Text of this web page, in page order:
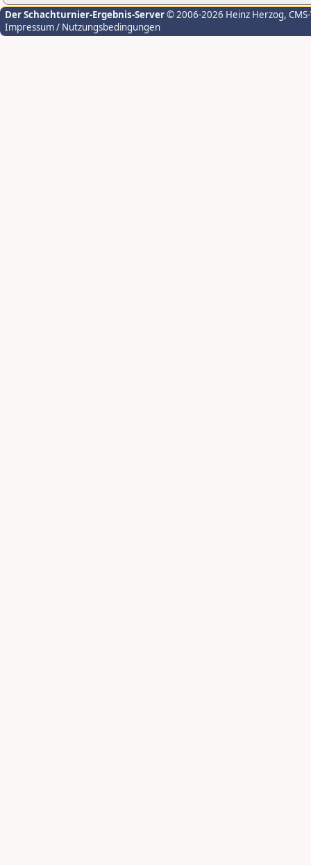
Der Schachturnier-Ergebnis-Server© 2006-2026 Heinz Herzog,
Impressum / Nutzungsbedingungen